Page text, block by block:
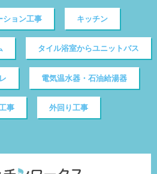
ション工事 キッチン
タイル浴室からユニットバス
電気温水器・石油給湯器
事 外回り工事